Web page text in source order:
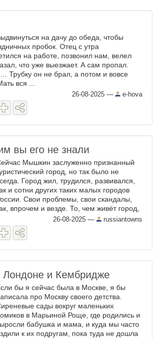
на дачу до обеда, чтобы
пробок. Отец с утра
на работе, позвонил нам, велел
что уже выезжает. А сам пропал.
Трубку он не брал, а потом и вовсе
вся ...
26-08-2025 — e-hova
вы его не знали
Мышкин заслуженно признанный
город, но так было не
Город жил, трудился, развивался,
и сотни других таких малых городов
Свои проблемы, свои скандалы,
впрочем и везде. То, чем живёт город,
главные предприятия вообще находятся
зоны видимости ...
26-08-2025 — russiantowns
Лондоне и Кембридже
бы я сейчас была в Москве, я бы
про Москву своего детства.
сады вокруг маленьких
в Марьиной Роще, где родились и
бабушка и мама, и куда мы часто
к их подругам, пока туда не дошла